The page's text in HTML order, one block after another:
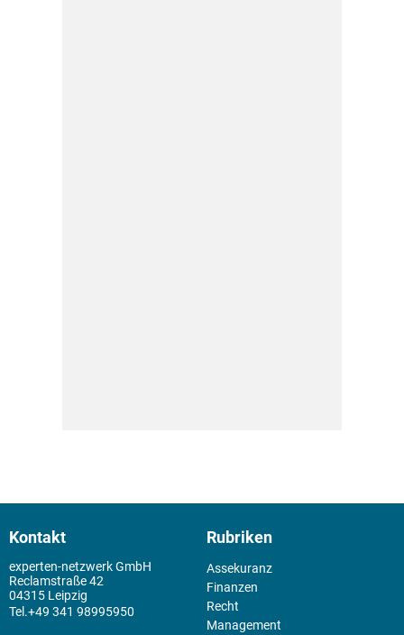
Kontakt
experten-netzwerk GmbH
Reclamstraße 42
04315 Leipzig
+49 341 98995950
Rubriken
Assekuranz
Finanzen
Recht
Management